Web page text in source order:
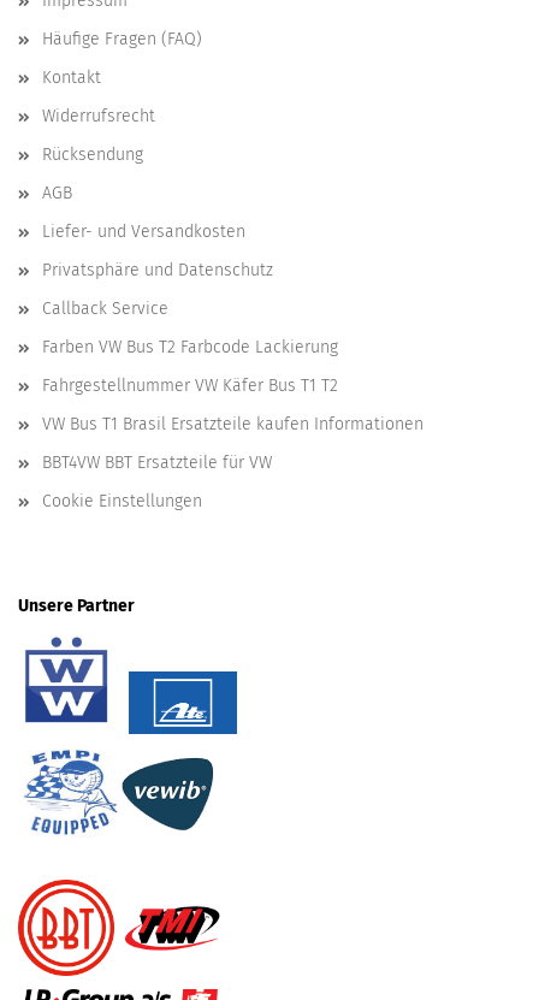
Häufige Fragen (FAQ)
Kontakt
Widerrufsrecht
Rücksendung
AGB
Liefer- und Versandkosten
Privatsphäre und Datenschutz
Callback Service
Farben VW Bus T2 Farbcode Lackierung
Fahrgestellnummer VW Käfer Bus T1 T2
VW Bus T1 Brasil Ersatzteile kaufen Informationen
BBT4VW BBT Ersatzteile für VW
Cookie Einstellungen
Unsere Partner